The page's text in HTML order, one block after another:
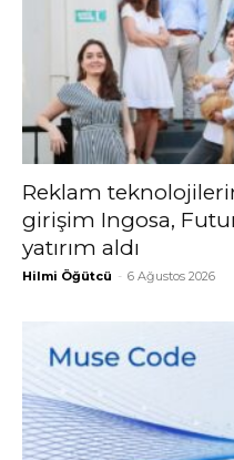
Reklam
girişim Ingosa,
yatırım aldı
Hilmi Öğütcü - 6 Ağustos 2026